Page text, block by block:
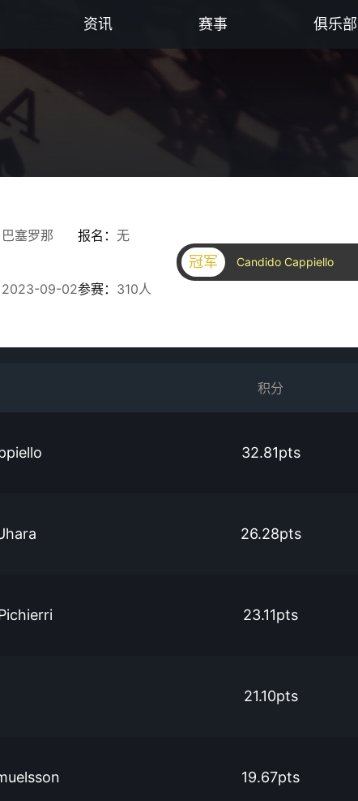
资讯 赛事 俱乐部
巴塞罗那
2023-09-02
报名： 无
参赛： 310人
冠军 Candido Cappiello
积分
32.81pts
26.28pts
23.11pts
21.10pts
19.67pts